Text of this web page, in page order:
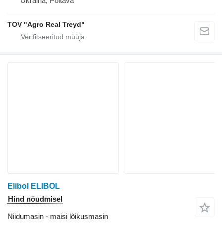
TOV "Agro Real Treyd"
Elibol ELIBOL
Hind nõudmisel
Niidumasin - maisi lõikusmasin